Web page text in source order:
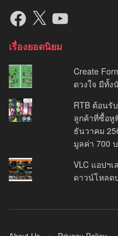
Facebook
X YouTube
เรื่องยอดนิยม
Create
ดวงใจ มีทั้
RTB ต้อนรั
ลูกค้าที่ซื้อหู
ธันวาคม
มูลค่า 700
VLC แอปฯ
ดาวน์โหลด